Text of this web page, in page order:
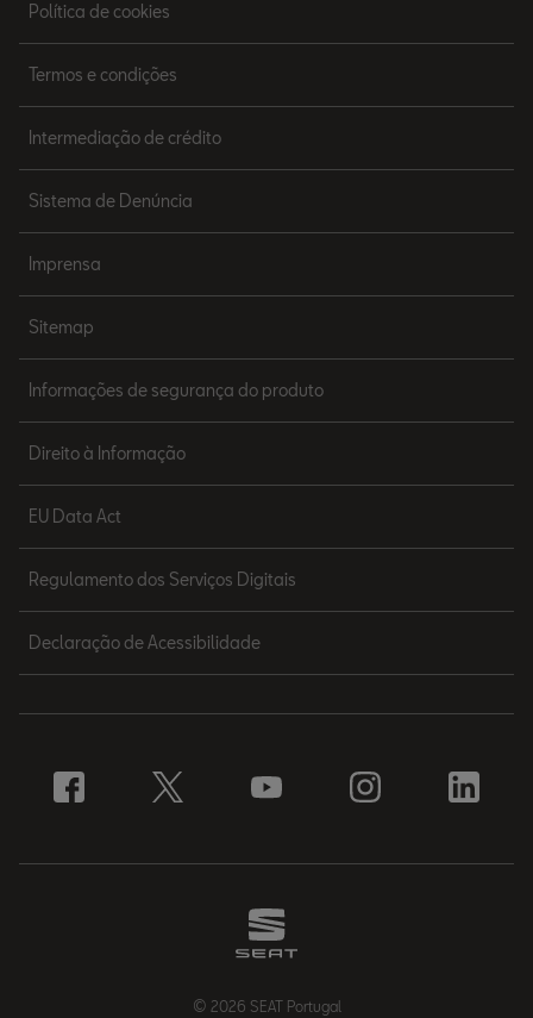
Política de cookies
Termos e condições
Intermediação de crédito
Sistema de Denúncia
Imprensa
Sitemap
Informações de segurança do produto
Direito à Informação
EU Data Act
Regulamento dos Serviços Digitais
Declaração de Acessibilidade
© 2026 SEAT Portugal